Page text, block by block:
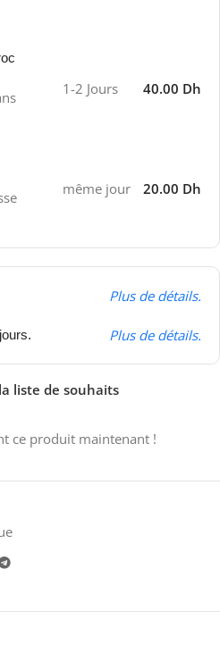
1-2 Jours 40.00 Dh
même jour 20.00 Dh
Plus de détails.
Plus de détails.
liste de souhaits
ce produit maintenant !